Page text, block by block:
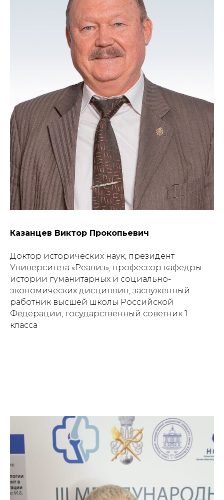
Казанцев Виктор Прокопьевич
Доктор исторических наук, президент
Университета «Реавиз», профессор кафедры
истории гуманитарных и социально-
экономических дисциплин, заслуженный
работник высшей школы Российской
Федерации, государственный советник 1
класса